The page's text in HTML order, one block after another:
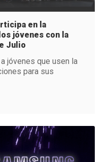
en la
jóvenes con la
Julio
jóvenes que usen la
para sus